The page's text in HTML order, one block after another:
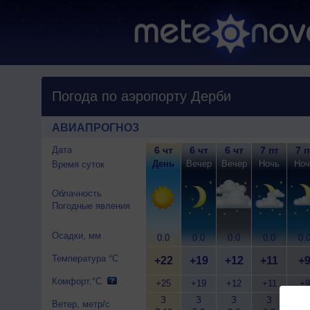
Погода по аэропорту Дерби
АВИАПРОГНОЗ
Дата
Время суток
Облачность
Погодные явления
Осадки, мм
Температура °C
Комфорт,°C
Ветер, метр/с
6 чт
День
0.0
+22
+25
З
6 чт
Вечер
0.0
+19
+19
З
6 чт
Вечер
0.0
+12
+12
З
7 пт
Ночь
0.0
+11
+11
З
7
0.0
+9
+9